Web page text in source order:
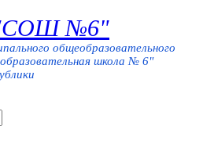
№6"
общеобразовательного
школа № 6"